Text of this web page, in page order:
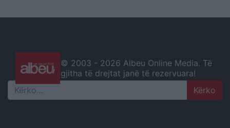
© 2003 - 2026 Albeu Online Media. Të
gjitha të drejtat janë të rezervuara!
Search